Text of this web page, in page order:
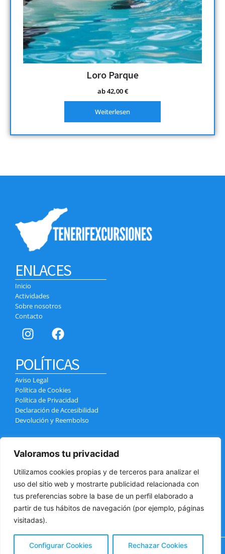
Valoramos tu privacidad
Utilizamos cookies propias y de terceros para analizar el
uso del sitio web y mostrarte publicidad relacionada con
tus preferencias sobre la base de un perfil elaborado a
partir de tus hábitos de navegación (por ejemplo, páginas
visitadas).
Configurar Cookies Rechazar Cookies
Loro Parque
ab42,00€
Weiterlesen
ENLACES
Inicio
Actividades
Sobre nosotros
Contacto
POLÍTICAS
Aviso Legal
Política de Cookies
Política de Privacidad
Declaración de Accesibilidad
Devolución y Reembolso
CONTACTO
Calle el Pozo, 4, 38400 Puerto de la Cruz
info@tenerifexcursiones.com
+34 699 439 970
+34 618 032 784
Copyright © 2025 Tenerifexcursiones | Powered by SAO S.L.